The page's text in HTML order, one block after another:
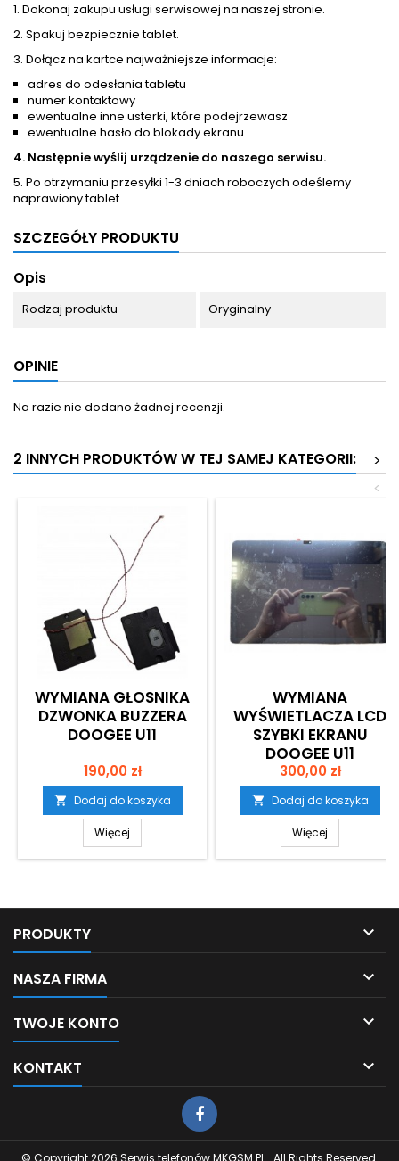
1. Dokonaj zakupu usługi serwisowej na naszej stronie.
2. Spakuj bezpiecznie tablet.
3. Dołącz na kartce najważniejsze informacje:
adres do odesłania tabletu
numer kontaktowy
ewentualne inne usterki, które podejrzewasz
ewentualne hasło do blokady ekranu
4. Następnie wyślij urządzenie do naszego serwisu.
5. Po otrzymaniu przesyłki 1-3 dniach roboczych odeślemy
naprawiony tablet.
SZCZEGÓŁY PRODUKTU
Opis
Rodzaj produktu Oryginalny
OPINIE
Na razie nie dodano żadnej recenzji.
2 INNYCH PRODUKTÓW W TEJ SAMEJ KATEGORII:
>
<
WYMIANA GŁOSNIKA
DZWONKA BUZZERA
DOOGEE U11
Cena
190,00 zł
 Dodaj do koszyka
Więcej
WYMIANA
WYŚWIETLACZA LCD
SZYBKI EKRANU
DOOGEE U11
Cena
300,00 zł
 Dodaj do koszyka
Więcej
PRODUKTY 
NASZA FIRMA 
TWOJE KONTO 
KONTAKT 